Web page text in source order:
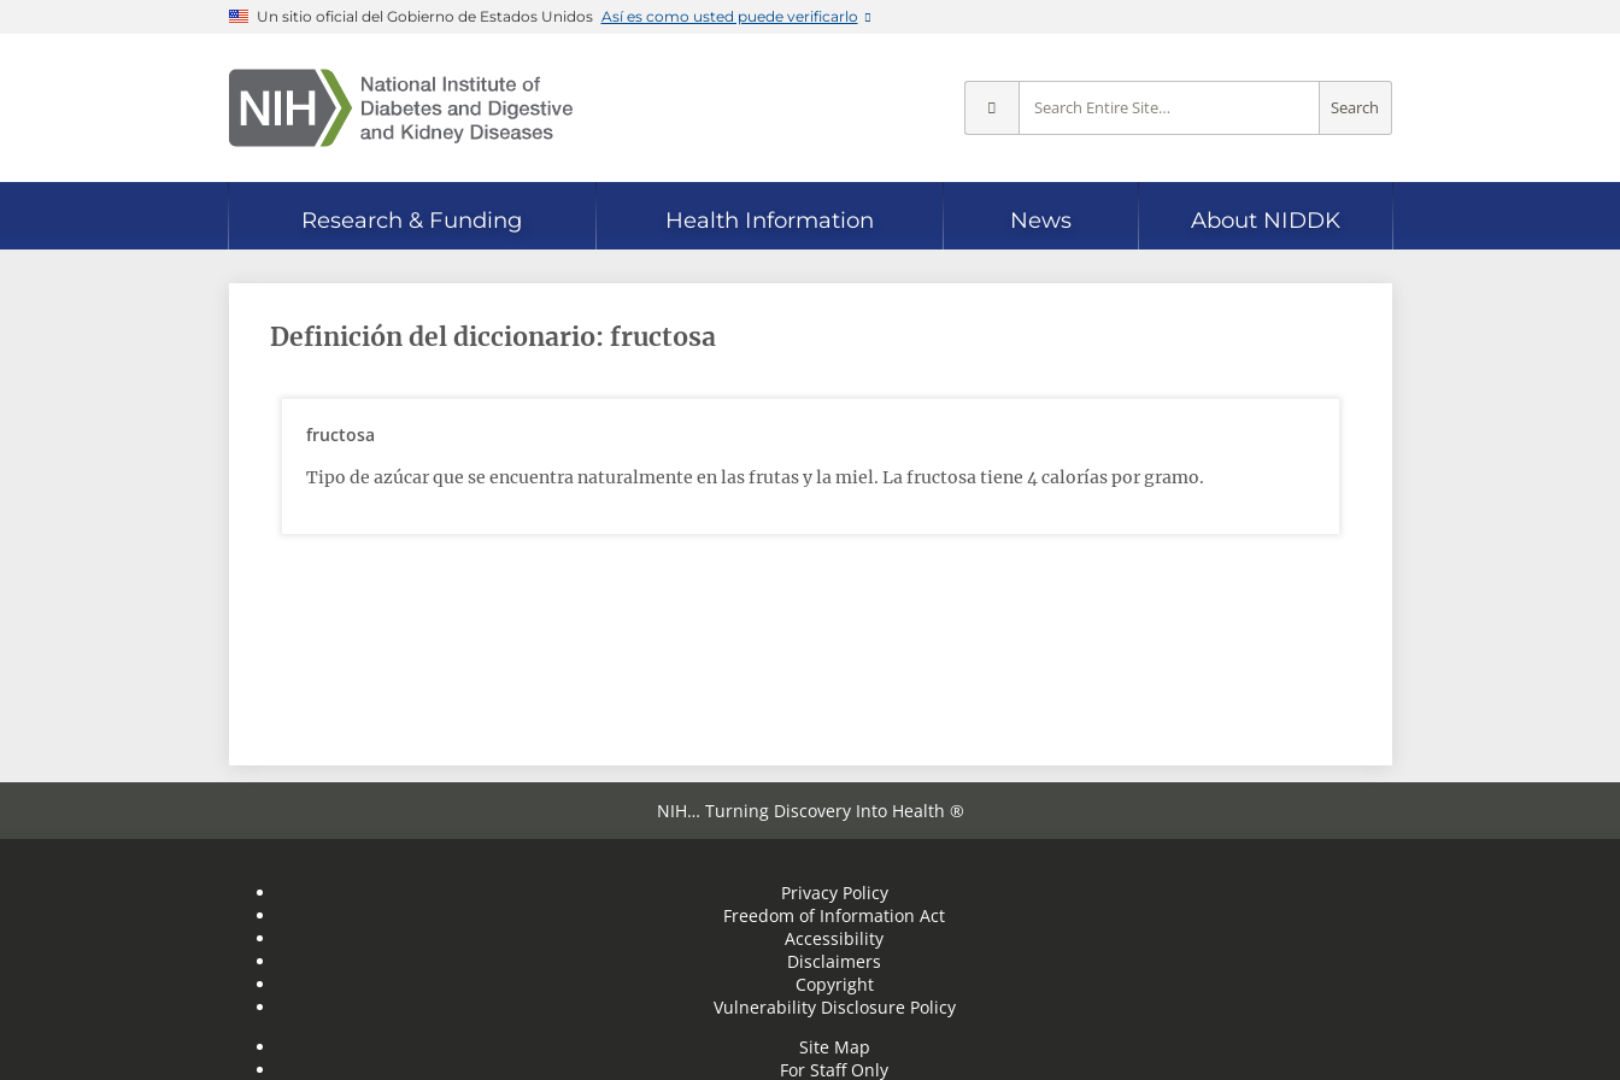
Un sitio oficial del Gobierno de Estados Unidos Así es como usted puede verificarlo
Search
Research & Funding Health Information News About NIDDK
Definición del diccionario: fructosa
fructosa
Tipo de azúcar que se encuentra naturalmente en las frutas y la miel. La fructosa tiene 4 calorías por gramo.
NIH… Turning Discovery Into Health ®
Privacy Policy
Freedom of Information Act
Accessibility
Disclaimers
Copyright
Vulnerability Disclosure Policy
Site Map
For Staff Only